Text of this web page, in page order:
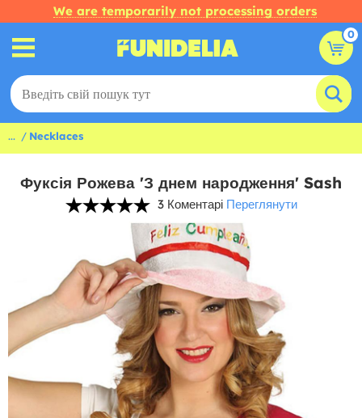
We are temporarily not processing orders
0
... Necklaces
Фуксія Рожева 'З днем народження' Sash
3 Коментарі Переглянути